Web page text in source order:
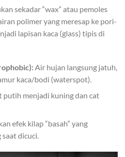
sekadar “wax” atau pemoles
polimer yang meresap ke pori-
lapisan kaca (glass) tipis di
Air hujan langsung jatuh,
kaca/bodi (waterspot).
putih menjadi kuning dan cat
efek kilap “basah” yang
dicuci.